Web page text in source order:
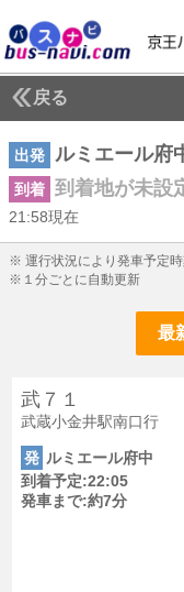
戻る
出発 ルミエール府
到着 到着地が未設
21:58現在
※ 運行状況により発車予定時
※１分ごとに自動更新
最
武７１
武蔵小金井駅南口行
発 ルミエール府中
到着予定:22:05
発車まで:約7分